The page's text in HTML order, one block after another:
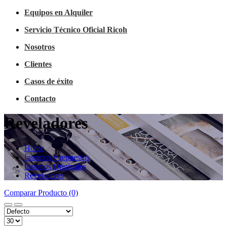
Equipos en Alquiler
Servicio Técnico Oficial Ricoh
Nosotros
Clientes
Casos de éxito
Contacto
Reveladores
Home
Insumos y repuestos
Insumos Originales
Reveladores
Comparar Producto (0)